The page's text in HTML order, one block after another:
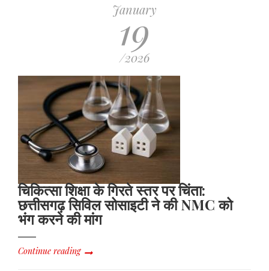
January
19
/2026
चिकित्सा शिक्षा के गिरते स्तर पर चिंता:
छत्तीसगढ़ सिविल सोसाइटी ने की NMC को
भंग करने की मांग
Continue reading